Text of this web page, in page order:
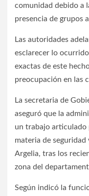
comunidad debido a
presencia de grupos
Las autoridades
esclarecer lo
exactas de este
preocupación en las
La secretaria de
aseguró que la
un trabajo articulado
materia de
Argelia, tras los
zona del
Según indicó la